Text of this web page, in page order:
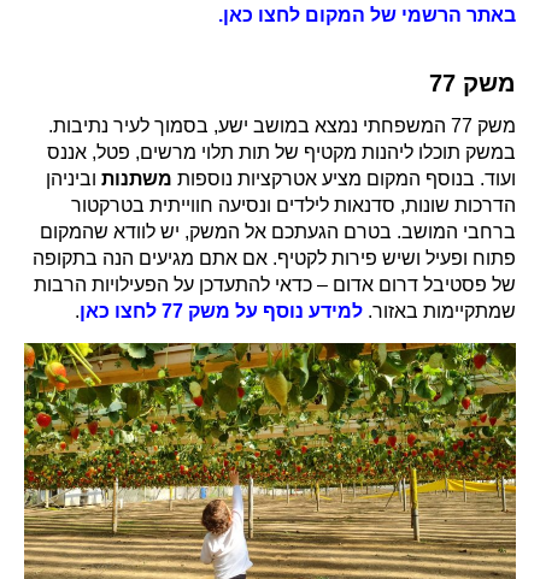
באתר הרשמי של המקום לחצו כאן.
משק 77
משק 77 המשפחתי נמצא במושב ישע, בסמוך לעיר נתיבות.
במשק תוכלו ליהנות מקטיף של תות תלוי מרשים, פטל, אננס
ועוד. בנוסף המקום מציע אטרקציות נוספות משתנות וביניהן
הדרכות שונות, סדנאות לילדים ונסיעה חווייתית בטרקטור
ברחבי המושב. בטרם הגעתכם אל המשק, יש לוודא שהמקום
פתוח ופעיל ושיש פירות לקטיף. אם אתם מגיעים הנה בתקופה
של פסטיבל דרום אדום – כדאי להתעדכן על הפעילויות הרבות
שמתקיימות באזור. למידע נוסף על משק 77 לחצו כאן .